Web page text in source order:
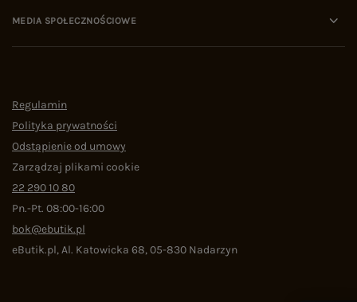
MEDIA SPOŁECZNOŚCIOWE
Regulamin
Polityka prywatności
Odstąpienie od umowy
Zarządzaj plikami cookie
22 290 10 80
Pn.-Pt. 08:00-16:00
bok@ebutik.pl
eButik.pl,Al. Katowicka 68,05-830 Nadarzyn